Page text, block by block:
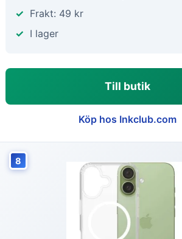
Frakt: 49 kr
I lager
Till butik
Köp hos Inkclub.com
8